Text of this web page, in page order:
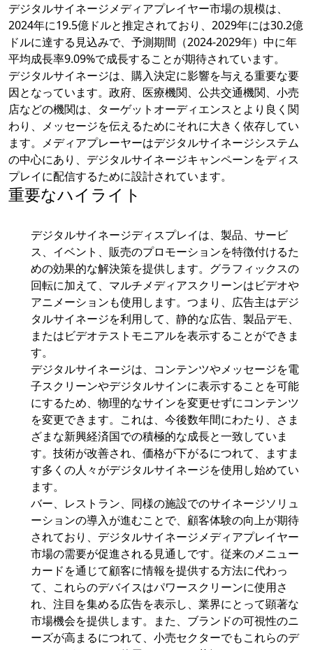
デジタルサイネージメディアプレイヤー市場の規模は、
2024年に19.5億ドルと推定されており、2029年には30.2億
ドルに達する見込みで、予測期間（2024-2029年）中に年
平均成長率9.09%で成長することが期待されています。
デジタルサイネージは、購入決定に影響を与える重要な要
因となっています。政府、医療機関、公共交通機関、小売
店などの機関は、ターゲットオーディエンスとより良く関
わり、メッセージを伝えるためにそれに大きく依存してい
ます。メディアプレーヤーはデジタルサイネージシステム
の中心にあり、デジタルサイネージキャンペーンをディス
プレイに配信するために設計されています。
重要なハイライト
デジタルサイネージディスプレイは、製品、サービ
ス、イベント、販売のプロモーションを特徴付けるた
めの効果的な解決策を提供します。グラフィックスの
回転に加えて、マルチメディアスクリーンはビデオや
アニメーションも使用します。つまり、広告主はデジ
タルサイネージを利用して、静的な広告、製品デモ、
またはビデオテストモニアルを表示することができま
す。
デジタルサイネージは、コンテンツやメッセージを電
子スクリーンやデジタルサインに表示することを可能
にするため、物理的なサインを変更せずにコンテンツ
を変更できます。これは、今後数年間にわたり、さま
ざまな新興経済国での積極的な成長と一致していま
す。技術が改善され、価格が下がるにつれて、ますま
す多くの人々がデジタルサイネージを使用し始めてい
ます。
バー、レストラン、同様の施設でのサイネージソリュ
ーションの導入が進むことで、顧客体験の向上が期待
されており、デジタルサイネージメディアプレイヤー
市場の需要が促進される見通しです。従来のメニュー
カードを通じて顧客に情報を提供する方法に代わっ
て、これらのデバイスはパワースクリーンに使用さ
れ、注目を集める広告を表示し、業界にとって顕著な
市場機会を提供します。また、ブランドの可視性のニ
ーズが高まるにつれて、小売セクターでもこれらのデ